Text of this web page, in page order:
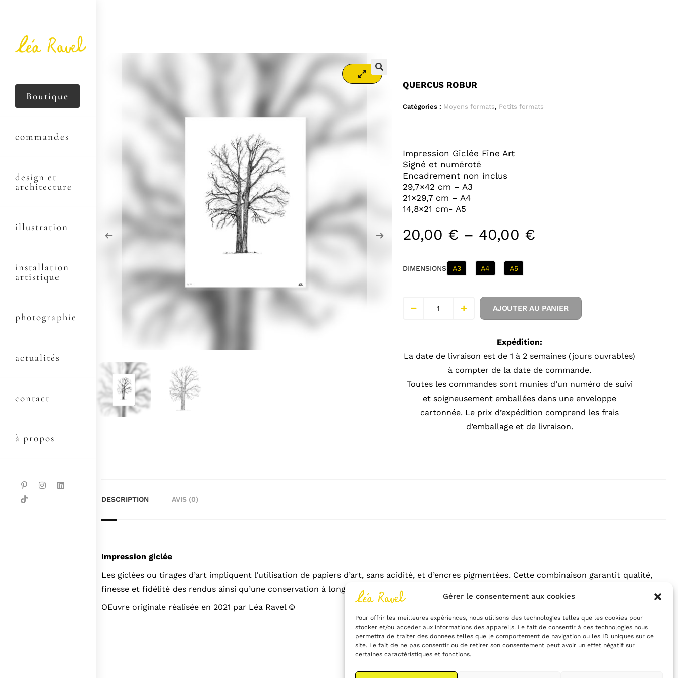
Gérer le consentement aux cookies
Pour offrir les meilleures expériences, nous utilisons des technologies telles que les cookies pour
stocker et/ou accéder aux informations des appareils. Le fait de consentir à ces technologies nous
permettra de traiter des données telles que le comportement de navigation ou les ID uniques sur ce
site. Le fait de ne pas consentir ou de retirer son consentement peut avoir un effet négatif sur
certaines caractéristiques et fonctions.
Boutique
commandes
design et
architecture
illustration
installation
artistique
photographie
actualités
contact
à propos
🔍
🔍 QUERCUS ROBUR
Catégories : Moyens formats, Petits formats
Impression Giclée Fine Art
Signé et numéroté
Encadrement non inclus
29,7×42 cm – A3
21×29,7 cm – A4
14,8×21 cm- A5
20,00 € – 40,00 €
DIMENSIONS A3 A4 A5
AJOUTER AU PANIER
Expédition:
La date de livraison est de 1 à 2 semaines (jours ouvrables)
à compter de la date de commande.
Toutes les commandes sont munies d’un numéro de suivi
et soigneusement emballées dans une enveloppe
cartonnée. Le prix d’expédition comprend les frais
d’emballage et de livraison.
DESCRIPTION AVIS (0)
Impression giclée
Les giclées ou tirages d’art impliquent l’utilisation de papiers d’art, sans acidité, et d’encres pigmentées. Cette combinaison garantit qualité,
finesse et fidélité des rendus ainsi qu’une conservation à long terme de 100 ans.
OEuvre originale réalisée en 2021 par Léa Ravel ©
Retour à la boutique